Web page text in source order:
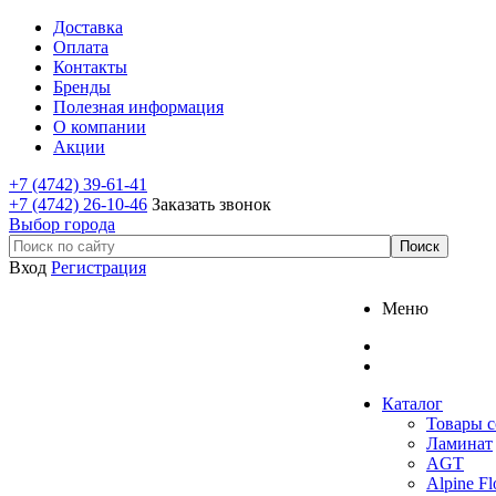
Доставка
Оплата
Контакты
Бренды
Полезная информация
О компании
Акции
+7 (4742) 39-61-41
+7 (4742) 26-10-46 Заказать звонок
Выбор города
Вход Регистрация
Меню
Каталог
Товары
Ламинат
AGT
Alpine